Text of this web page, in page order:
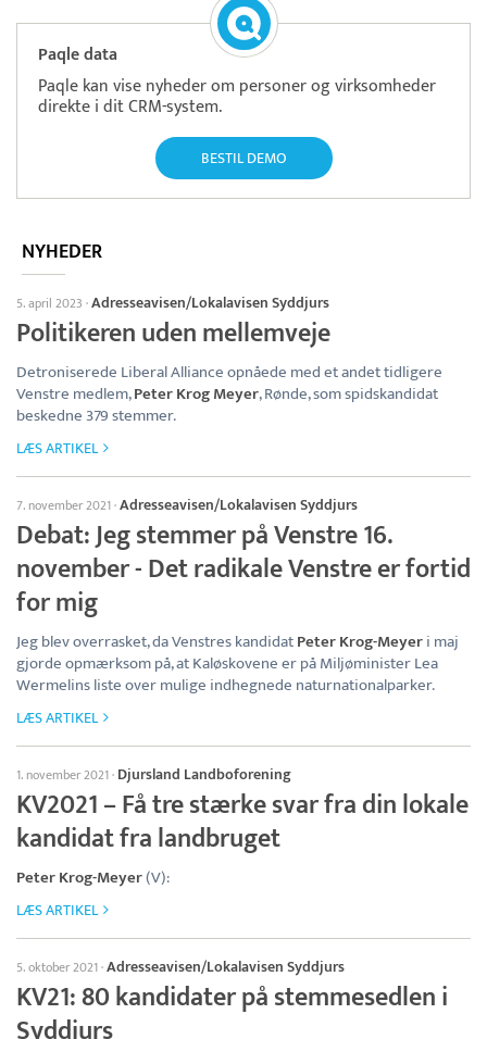
Paqle data
Paqle kan vise nyheder om personer og virksomheder
direkte i dit CRM-system.
BESTIL DEMO
NYHEDER
5. april 2023 ·Adresseavisen/Lokalavisen Syddjurs
Politikeren uden mellemveje
Detroniserede Liberal Alliance opnåede med et andet tidligere
Venstre medlem,Peter Krog Meyer, Rønde, som spidskandidat
beskedne 379 stemmer.
LÆS ARTIKEL
7. november 2021·Adresseavisen/Lokalavisen Syddjurs
Debat: Jeg stemmer på Venstre 16.
november - Det radikale Venstre er fortid
for mig
Jeg blev overrasket, da Venstres kandidatPeter Krog-Meyeri maj
gjorde opmærksom på, at Kaløskovene er på Miljøminister Lea
Wermelins liste over mulige indhegnede naturnationalparker.
LÆS ARTIKEL
1. november 2021· Djursland Landboforening
KV2021 – Få tre stærke svar fra din lokale
kandidat fra landbruget
Peter Krog-Meyer(V):
LÆS ARTIKEL
5. oktober 2021·Adresseavisen/Lokalavisen Syddjurs
KV21: 80 kandidater på stemmesedlen i